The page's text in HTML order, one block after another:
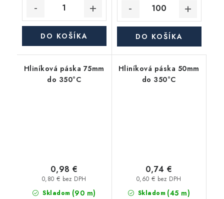
DO KOŠÍKA DO KOŠÍKA
Hliníková páska 75mm
do 350°C
Skladom (90 m)
0,80 € bez DPH
0,98 €
Hliníková páska 50mm
do 350°C
Skladom (45 m)
0,60 € bez DPH
0,74 €